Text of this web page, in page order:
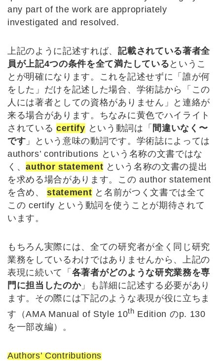
any part of the work are appropriately
investigated and resolved.
上記のように記述すれば、記載されている著者全
員が上記4つの条件を全て満たしている というこ
とが明確になります。これを記述せずに「誰が何
をした」だけを記述した場合、学術誌から「この
人には著者としての資格がありません」と連絡が
来る場合があります。ちなみに黄色でハイライト
されているcertify という動詞は「 間違いなく〜
です 」という意味の動詞です。学術誌によっては
authors’ contributions という名称の文書ではな
く、author statement という名称の文書の提出
を求める場合があります。この author statement
を含め、statement と名前がつく文書では全て
この certify という動詞を使うことが期待されて
います。
もちろん実際には、全ての研究者が全く同じ研究
業務をしているわけではありませんから、上記の
表現に続いて「 各著者がどのような研究業務を専
門に担当したのか」も詳細に記述する必要があり
ます。その際には下記のような表現が役に立ちま
す（AMA Manual of Style 10th Edition のp. 130
を一部改編）。
Authors’ Contributions